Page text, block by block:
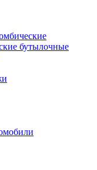
бутылочные